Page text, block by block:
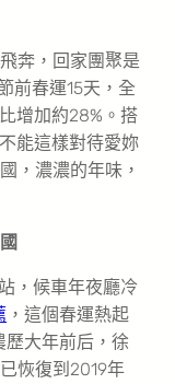
奔，回家團聚是
前春運15天，全
增加約28%。搭
能這樣對待愛妳
，濃濃的年味，
，候車年夜廳冷
，這個春運熱起
歷大年前后，徐
恢復到2019年